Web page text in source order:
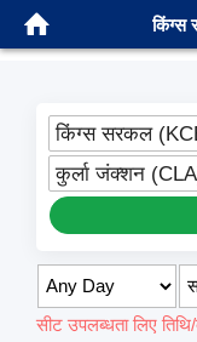
किंग्स
किंग्स सरकल
कुर्ला जंक्शन
सीट उपलब्धता लिए